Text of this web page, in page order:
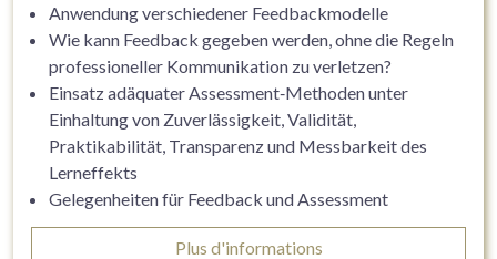
Anwendung verschiedener Feedbackmodelle
Wie kann Feedback gegeben werden, ohne die Regeln
professioneller Kommunikation zu verletzen?
Einsatz adäquater Assessment‐Methoden unter
Einhaltung von Zuverlässigkeit, Validität,
Praktikabilität, Transparenz und Messbarkeit des
Lerneffekts
Gelegenheiten für Feedback und Assessment
identifizieren und nutzen
Feedback und Assessment als wichtiges Tool für die
Plus d'informations